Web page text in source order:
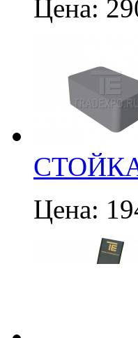
Цена:
Цена: